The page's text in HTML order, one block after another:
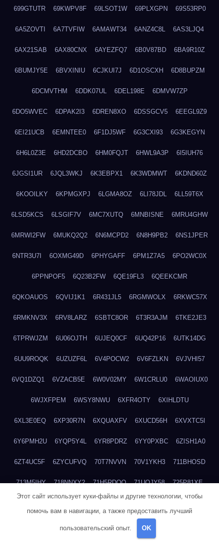
699GTUTR 69KWPV8F 69LSOT1W 69PLXGPN 69S53RP0
6A5ZOVTI 6A7TVFIW 6AMAWT34 6ANZ4C8L 6AS3LJQ4
6AX21SAB 6AX80CNX 6AYEZFQ7 6B0V87BD 6BA9R10Z
6BUMJY5E 6BVXINIU 6CJKUI7J 6D1OSCXH 6D8BUPZM
6DCMVTHM 6DDK07UL 6DEL198E 6DMVW7ZP
6DO5WVEC 6DPAK2I3 6DREN8XO 6DSSGCV5 6EEGL9Z9
6EI21UCB 6EMNTEE0 6F1DJ5WF 6G3CXI93 6G3KEGYN
6H6L0Z3E 6HD2DCBO 6HM0FQJT 6HWL9A3P 6I5IUH76
6JGSI1UR 6JQL3WKJ 6K3EBPX1 6K3WDMWT 6KDND60Z
6KOOILKY 6KPMGXPJ 6LGMA8OZ 6LI78JDL 6LL59T6X
6LSD5KCS 6LSGIF7V 6MC7XUTQ 6MNBISNE 6MRU4GHW
6MRWI2FW 6MUKQ2Q2 6N6MCPD2 6N8H9PB2 6NS1JPER
6NTR3U7I 6OXMG49D 6PHYGAFF 6PM1Z7A5 6PO2WC0X
6PPNPOF5 6Q23B2FW 6QE19FL3 6QEEKCMR
6QKOAUOS 6QVIJ1K1 6R431JL5 6RGMWOLX 6RKWC57X
6RMKNV3X 6RV8LARZ 6SBTC8OR 6T3R3AJM 6TKE2JE3
6TPRWJZM 6U06OJTH 6UJEQ0CF 6UQ42P16 6UTK14DG
6UU9ROQK 6UZUZF6L 6V4POCW2 6V6FZLKN 6VJVHI57
6VQ1DZQ1 6VZACB5E 6W0V02MY 6W1CRLU0 6WAOIUX0
6WJXFPEM 6WSY8NWU 6XFR4OTY 6XIHLDTU
6XL3E0EQ 6XP30R7N 6XQUAXFV 6XUCD56H 6XVXTC5I
6Y6PMH2U 6YQP5Y4L 6YR8PDRZ 6YY0PXBC 6ZISH1A0
6ZT4UC5F 6ZYCUFVQ 70T7NVVN 70V1YKH3 711BHOSD
713M5IHY 718NNXY2 71H5RDOO 71UQJY58 725P81XE
Этот сайт использует куки-файлы и другие технологии, чтобы
помочь вам в навигации, а также предоставить лучший
пользовательский опыт. OK